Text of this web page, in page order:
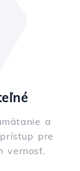
a
pre
vernosť.